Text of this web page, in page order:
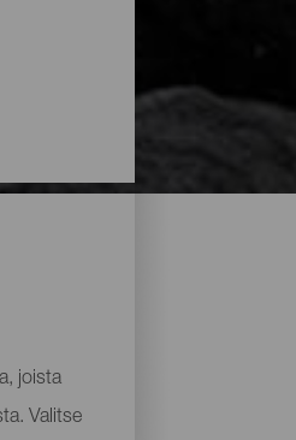
joista
Valitse